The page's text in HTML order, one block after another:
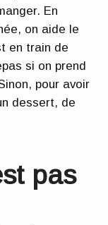
En
on aide le
en train de
si on prend
pour avoir
dessert, de
pas